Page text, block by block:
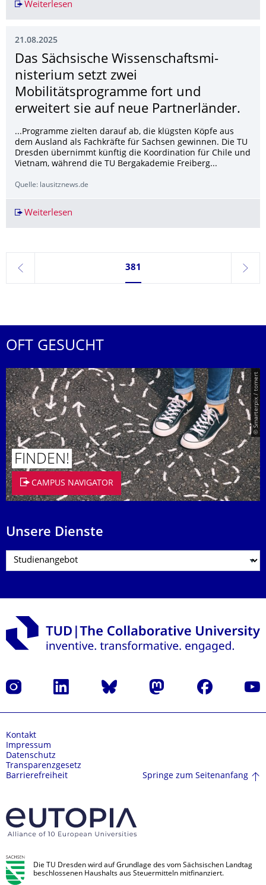
Weiterlesen
21.08.2025
Das Sächsische Wissenschaftsmi­
nisterium setzt zwei
Mobilitätsprogram­me fort und
erweitert sie auf neue Partnerländer.
...Programme zielten darauf ab, die klügsten Köpfe aus
dem Ausland als Fachkräfte für Sachsen gewinnen. Die TU
Dresden übernimmt künftig die Koordination für Chile und
Vietnam, während die TU Bergakademie Freiberg...
Quelle: lausitznews.de
Weiterlesen
zurück
Seite 381, aktuell ausgewählt
381
weiter
OFT GESUCHT
© Smarterpix / tomert
FINDEN!
CAMPUS NAVIGATOR
Unsere Dienste
Instagram LinkedIn Bluesky Mastodon Facebook
Kontakt
Impressum
Datenschutz
Transparenzgesetz
Barrierefreiheit
Springe zum Seitenanfang
Die TU Dresden wird auf Grundlage des vom Sächsischen Landtag
beschlossenen Haushalts aus Steuermitteln mitfinanziert.